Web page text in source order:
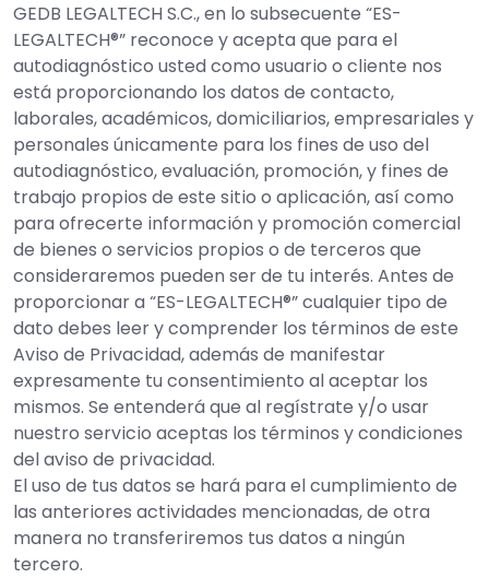
GEDB LEGALTECH S.C., en lo subsecuente “ES-
LEGALTECH®” reconoce y acepta que para el
autodiagnóstico usted como usuario o cliente nos
está proporcionando los datos de contacto,
laborales, académicos, domiciliarios, empresariales y
personales únicamente para los fines de uso del
autodiagnóstico, evaluación, promoción, y fines de
trabajo propios de este sitio o aplicación, así como
para ofrecerte información y promoción comercial
de bienes o servicios propios o de terceros que
consideraremos pueden ser de tu interés. Antes de
proporcionar a “ES-LEGALTECH®” cualquier tipo de
dato debes leer y comprender los términos de este
Aviso de Privacidad, además de manifestar
expresamente tu consentimiento al aceptar los
mismos. Se entenderá que al regístrate y/o usar
nuestro servicio aceptas los términos y condiciones
del aviso de privacidad.
El uso de tus datos se hará para el cumplimiento de
las anteriores actividades mencionadas, de otra
manera no transferiremos tus datos a ningún
tercero.